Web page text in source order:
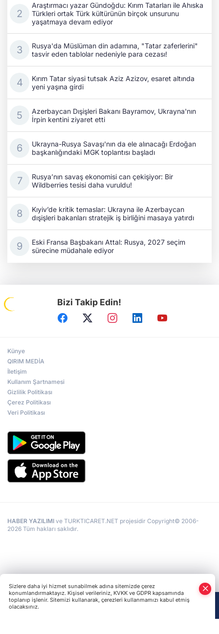
Araştırmacı yazar Gündoğdu: Kırım Tatarları ile Ahıska
Türkleri ortak Türk kültürünün birçok unsurunu
yaşatmaya devam ediyor
Rusya'da Müslüman din adamına, "Tatar zaferlerini"
tasvir eden tablolar nedeniyle para cezası!
Kırım Tatar siyasi tutsak Aziz Azizov, esaret altında
yeni yaşına girdi
Azerbaycan Dışişleri Bakanı Bayramov, Ukrayna'nın
İrpin kentini ziyaret etti
Ukrayna-Rusya Savaşı'nın da ele alınacağı Erdoğan
başkanlığındaki MGK toplantısı başladı
Rusya’nın savaş ekonomisi can çekişiyor: Bir
Wildberries tesisi daha vuruldu!
Kıyiv’de kritik temaslar: Ukrayna ile Azerbaycan
dışişleri bakanları stratejik iş birliğini masaya yatırdı
Eski Fransa Başbakanı Attal: Rusya, 2027 seçim
sürecine müdahale ediyor
Bizi Takip Edin!
Künye
QIRIM MEDİA
İletişim
Kullanım Şartnamesi
Gizlilik Politikası
Çerez Politikası
Veri Politikası
HABER YAZILIMI ve TURKTICARET.NET projesidir Copyright© 2006-
2026 Tüm hakları saklıdır.
Sizlere daha iyi hizmet sunabilmek adına sitemizde çerez
konumlandırmaktayız. Kişisel verileriniz, KVKK ve GDPR kapsamında
toplanıp işlenir. Sitemizi kullanarak, çerezleri kullanmamızı kabul etmiş
olacaksınız.